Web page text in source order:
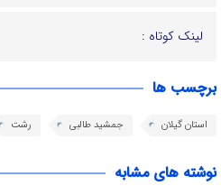
لینک کوتاه :
برچسب ها
استان گیلان جمشید طالبی رشت
نوشته های مشابه